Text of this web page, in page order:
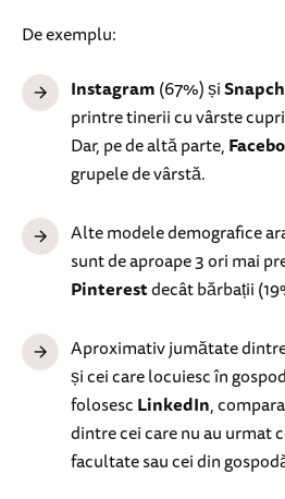
De exemplu:
Instagram(67%) și
printre tinerii cu vârste
Dar, pe de altă parte,
grupele de vârstă.
Alte modele demografice
sunt de aproape 3 ori mai
Pinterestdecât bărbații
Aproximativ jumătate
și cei care locuiesc în
folosescLinkedIn,
dintre cei care nu au urmat
facultate sau cei din